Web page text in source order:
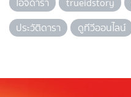
ประวัติดารา
ดูทีวีออนไลน์